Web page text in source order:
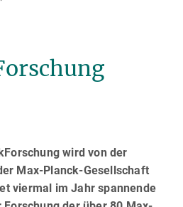
wird von der
Max-Planck-Gesellschaft
viermal im Jahr spannende